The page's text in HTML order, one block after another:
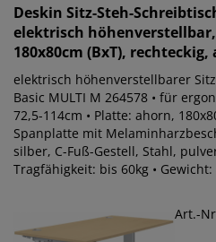
Deskin Sitz-Steh-
elektrisch höhenverstellbar,
180x80cm (BxT),
elektrisch höhenverstellbarer
Basic MULTI M 264578 • für
72,5-114cm • Platte: ahorn,
Spanplatte mit
silber, C-Fuß-Gestell, Stahl,
Tragfähigkeit: bis 60kg •
Art.-